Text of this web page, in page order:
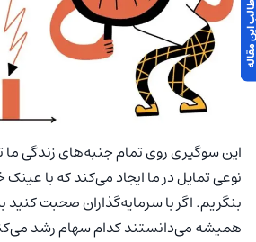
این سوگیری روی تمام جنبه‌های زندگی ما
نوعی تمایل در ما ایجاد می‌کند که با
بنگریم. اگر با سرمایه‌گذاران صحبت
همیشه می‌دانستند کدام سهام رشد